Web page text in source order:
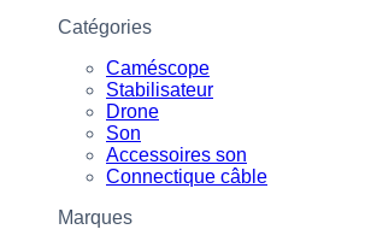
Catégories
Caméscope
Stabilisateur
Drone
Son
Accessoires son
Connectique câble
Marques